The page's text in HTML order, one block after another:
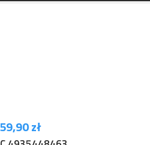
Cena od: